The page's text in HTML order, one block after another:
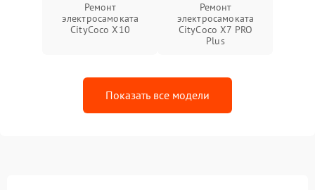
Ремонт
электросамоката
CityCoco X10
Ремонт
электросамоката
CityCoco X7 PRO
Plus
Показать все модели